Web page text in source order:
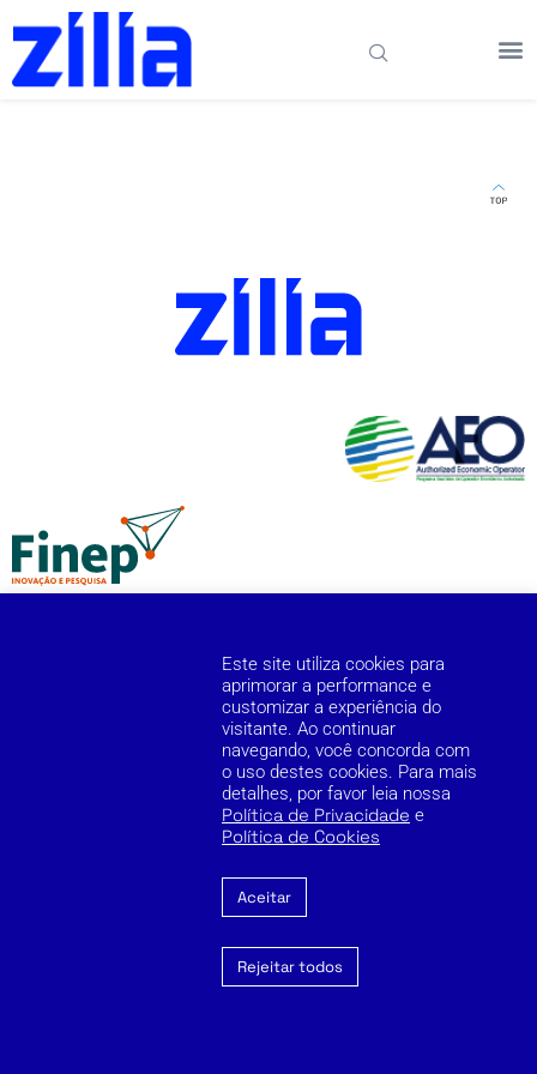
Privacy PolicyReporting Channel
Copyright © 2026 Zilia. Todos os direitos reservados.
Este site utiliza cookies para
aprimorar a performance e
customizar a experiência do
visitante. Ao continuar
navegando, você concorda com
o uso destes cookies. Para mais
detalhes, por favor leia nossa
Política de Privacidade e
Política de Cookies
Aceitar
Rejeitar todos